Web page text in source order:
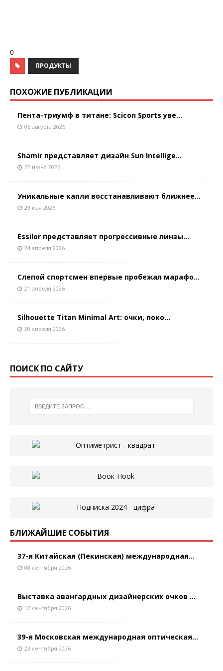
0
ПРОДУКТЫ
ПОХОЖИЕ ПУБЛИКАЦИИ
Пента-триумф в титане: Scicon Sports уве...
06 августа 2026
Shamir представляет дизайн Sun Intellige...
22 июня 2026
Уникальные капли восстанавливают ближнее...
29 мая 2026
Essilor представляет прогрессивные линзы...
24 апреля 2026
Слепой спортсмен впервые пробежал марафо...
21 апреля 2026
Silhouette Titan Minimal Art: очки, поко...
20 апреля 2026
ПОИСК ПО САЙТУ
БЛИЖАЙШИЕ СОБЫТИЯ
37-я Китайская (Пекинская) международная...
08 сентября 2026
Выставка авангардных дизайнерских очков ...
12 сентября 2026
39-я Московская международная оптическая...
23 сентября 2026